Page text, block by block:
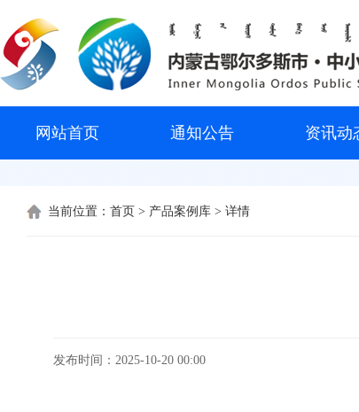
网站首页 通知公告 资讯动
当前位置： 首页 > 产品案例库 > 详情
发布时间：2025-10-20 00:00